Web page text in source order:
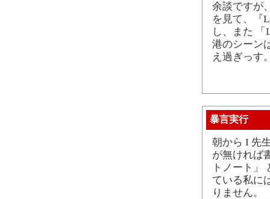
余談ですが
を見て、『
し、また
港のシーン
え過ぎっす
暴言実行
朝から I 先
が無ければ
トノート」
ている私に
りません。